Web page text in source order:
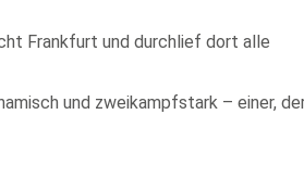
Frankfurt und durchlief dort alle
und zweikampfstark – einer,